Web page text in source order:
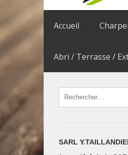
Accueil
Abri / Terrasse /
SARL